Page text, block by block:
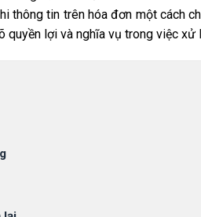
thông tin trên hóa đơn một cách
lợi và nghĩa vụ trong việc xử